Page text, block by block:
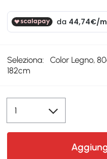
Seleziona:
Color Legno,
182cm